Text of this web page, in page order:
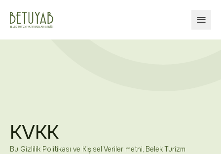
KVKK
Bu Gizlilik Politikası ve Kişisel Veriler metni, Belek Turizm